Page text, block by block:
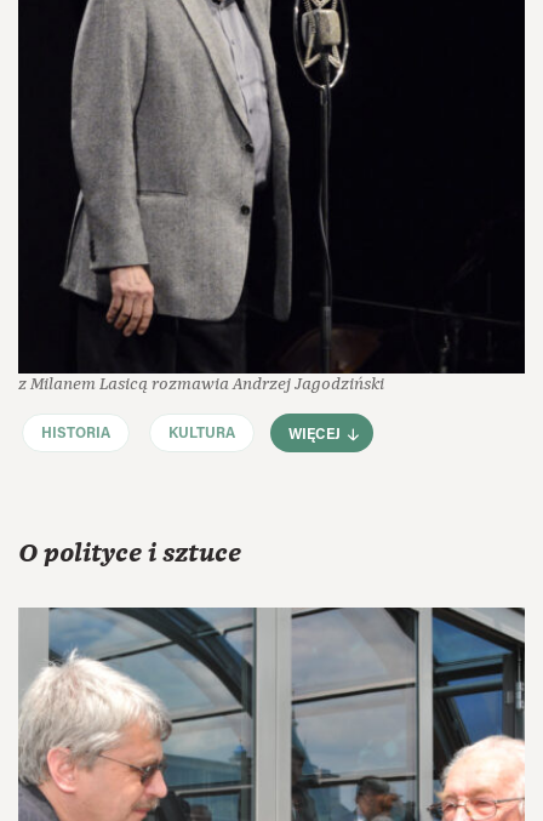
z Milanem Lasicą rozmawia Andrzej Jagodziński
HISTORIA KULTURA WIĘCEJ
O polityce i sztuce